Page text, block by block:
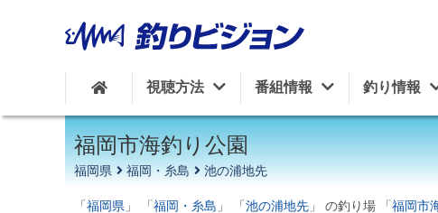
視聴方法 番組情報 釣り情報
福岡市海釣り公園
福岡県 福岡・糸島 池の浦地先
「 福岡県 」 「 福岡・糸島 」 「 池の浦地先 」 の釣り場 「 福岡市